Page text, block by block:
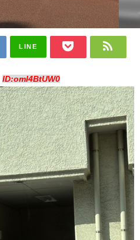
LINE
ID:omI4BtUW0